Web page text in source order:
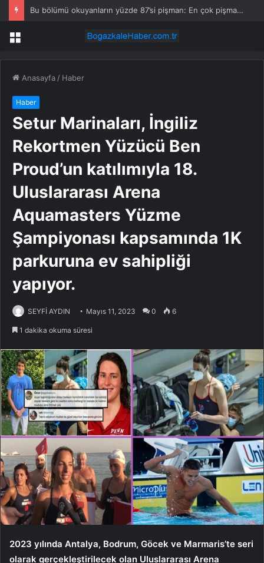
Cani eşin kumar krizi cinayetle bitti: Çocuğunun gözü önünde öldürüldü
Menü
Anasayfa / Haber
Haber
Setur Marinaları, İngiliz
Rekortmen Yüzücü Ben
Proud’un katılımıyla 18.
Uluslararası Arena
Aquamasters Yüzme
Şampiyonası kapsamında 1K
parkuruna ev sahipliği
yapıyor.
SEYFİ AYDIN Mayıs 11, 2023 0 6
1 dakika okuma süresi
2023 yılında Antalya, Bodrum, Göcek ve Marmaris’te seri
olarak gerçekleştirilecek olan Uluslararası Arena